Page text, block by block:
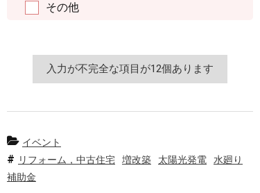
その他
イベント
リフォーム，中古住宅
増改築 太陽光発電
水廻り
補助金